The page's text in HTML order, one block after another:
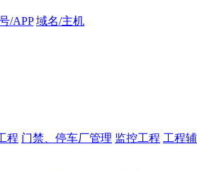
/APP 域名/主机
程 门禁、停车厂管理 监控工程 工程